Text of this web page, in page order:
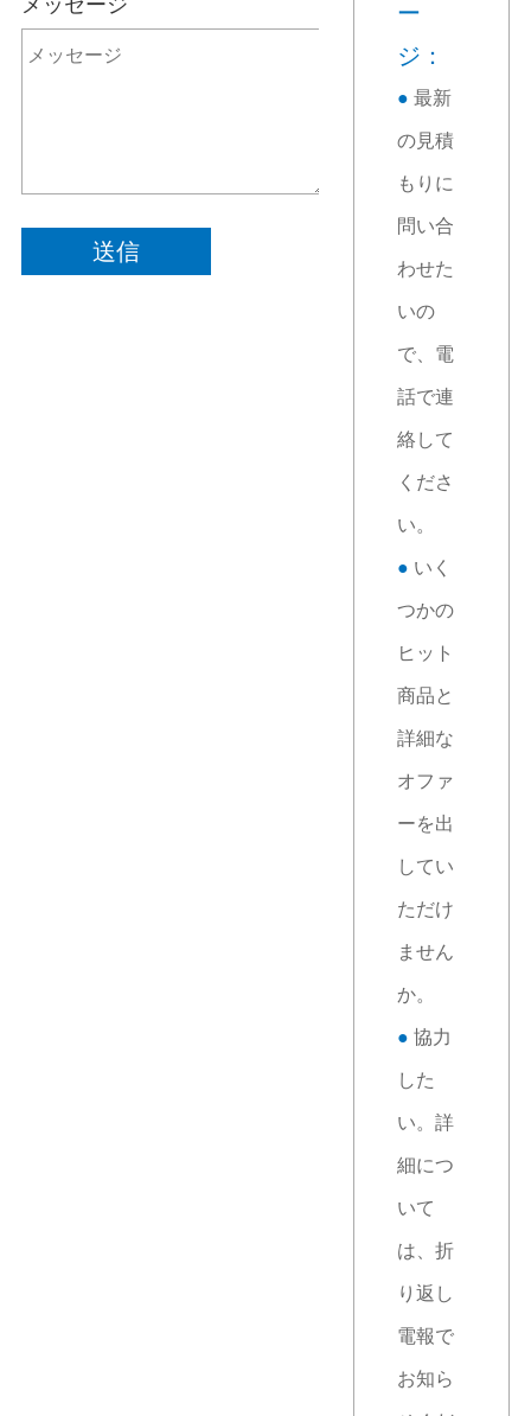
送信
ー
ジ：
● 最新
の見積
もりに
問い合
わせた
いの
で、電
話で連
絡して
くださ
い。
● いく
つかの
ヒット
商品と
詳細な
オファ
ーを出
してい
ただけ
ません
か。
● 協力
した
い。詳
細につ
いて
は、折
り返し
電報で
お知ら